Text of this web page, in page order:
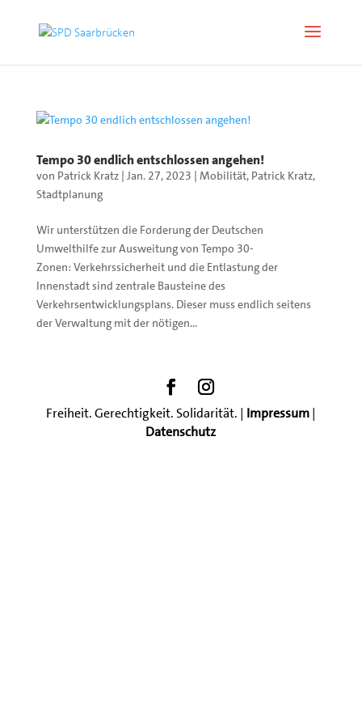
Tempo 30 endlich entschlossen angehen!
von Patrick Kratz| Jan. 27, 2023 | Mobilität, Patrick Kratz,
Stadtplanung
Wir unterstützen die Forderung der Deutschen
Umwelthilfe zur Ausweitung von Tempo 30-
Zonen: Verkehrssicherheit und die Entlastung der
Innenstadt sind zentrale Bausteine des
Verkehrsentwicklungsplans. Dieser muss endlich seitens
der Verwaltung mit der nötigen...
Freiheit. Gerechtigkeit. Solidarität. | Impressum|
Datenschutz